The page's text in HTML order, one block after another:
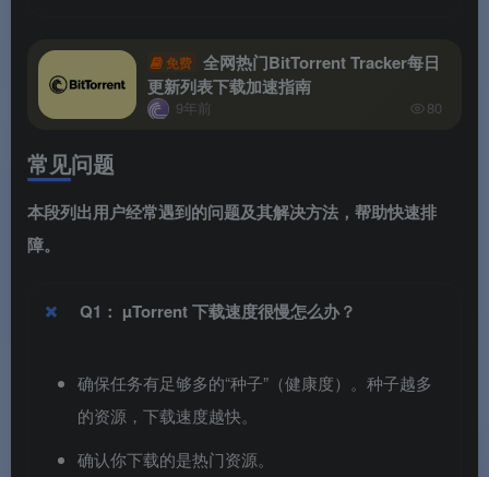
免费 全网热门BitTorrent Tracker每日
更新列表下载加速指南
9年前 80
常见问题
本段列出用户经常遇到的问题及其解决方法，帮助快速排
障。
Q1： µTorrent 下载速度很慢怎么办？
确保任务有足够多的“种子”（健康度）。种子越多
的资源，下载速度越快。
确认你下载的是热门资源。